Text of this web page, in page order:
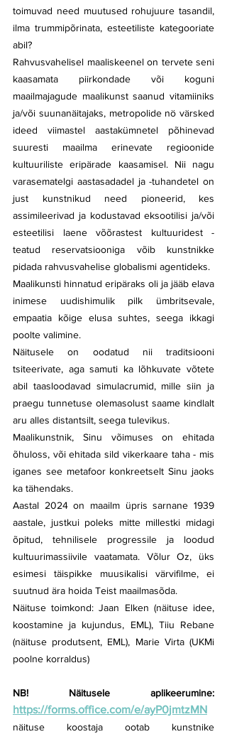
toimuvad need muutused rohujuure tasandil,
ilma trummipõrinata, esteetiliste kategooriate
abil?
Rahvusvahelisel maaliskeenel on tervete seni
kaasamata piirkondade või koguni
maailmajagude maalikunst saanud vitamiiniks
ja/või suunanäitajaks, metropolide nö värsked
ideed viimastel aastakümnetel põhinevad
suuresti maailma erinevate regioonide
kultuuriliste eripärade kaasamisel. Nii nagu
varasematelgi aastasadadel ja -tuhandetel on
just kunstnikud need pioneerid, kes
assimileerivad ja kodustavad eksootilisi ja/või
esteetilisi laene võõrastest kultuuridest -
teatud reservatsiooniga võib kunstnikke
pidada rahvusvahelise globalismi agentideks.
Maalikunsti hinnatud eripäraks oli ja jääb elava
inimese uudishimulik pilk ümbritsevale,
empaatia kõige elusa suhtes, seega ikkagi
poolte valimine.
Näitusele on oodatud nii traditsiooni
tsiteerivate, aga samuti ka lõhkuvate võtete
abil taasloodavad simulacrumid, mille siin ja
praegu tunnetuse olemasolust saame kindlalt
aru alles distantsilt, seega tulevikus.
Maalikunstnik, Sinu võimuses on ehitada
õhuloss, või ehitada sild vikerkaare taha - mis
iganes see metafoor konkreetselt Sinu jaoks
ka tähendaks.
Aastal 2024 on maailm üpris sarnane 1939
aastale, justkui poleks mitte millestki midagi
õpitud, tehnilisele progressile ja loodud
kultuurimassiivile vaatamata. Võlur Oz, üks
esimesi täispikke muusikalisi värvifilme, ei
suutnud ära hoida Teist maailmasõda.
Näituse toimkond: Jaan Elken (näituse idee,
koostamine ja kujundus, EML), Tiiu Rebane
(näituse produtsent, EML), Marie Virta (UKMi
poolne korraldus)
https://forms.office.com/e/ayP0jmtzMN
näituse koostaja ootab kunstnike